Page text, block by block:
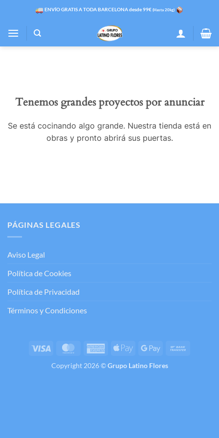
contenido
ENVÍO GRATIS A TODA BARCELONA desde 99€ (Hasta 20kg)
Tenemos grandes proyectos por anunciar
Se está cocinando algo grande. Nuestra tienda está en
obras y pronto abrirá sus puertas.
PÁGINAS LEGALES
Aviso Legal
Política de Cookies
Política de Privacidad
Términos y Condiciones
Visa MasterCardAmericanApple
Google
Copyright 2026 ©Grupo Latino Flores